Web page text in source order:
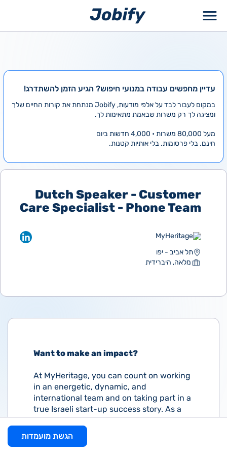
עדיין מחפשים עבודה במנועי חיפוש? הגיע הזמן להשתדרג!
במקום לעבור לבד על אלפי מודעות, Jobify מנתחת את קורות החיים שלך
ומציגה לך רק משרות שבאמת מתאימות לך.
מעל 80,000 משרות • 4,000 חדשות ביום
חינם. בלי פרסומות. בלי אותיות קטנות.
Dutch Speaker - Customer
Care Specialist - Phone Team
MyHeritage
תל אביב - יפו
מלאה, היברידית
Want to make an impact?
At MyHeritage, you can count on working
in an energetic, dynamic, and
international team and on taking part in a
true Israeli start-up success story. As a
Customer Care Specialist, you'll be our
ambassador to our customers, thoroughly
trained to educate our 100+ million users
הגשת מועמדות